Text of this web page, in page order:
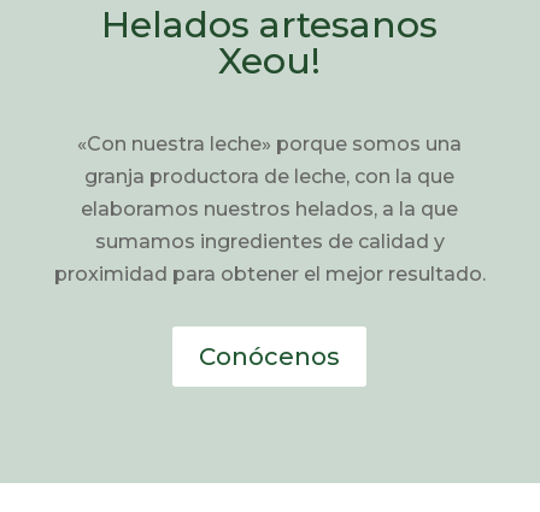
Helados artesanos
Xeou!
«Con nuestra leche» porque somos una
granja productora de leche, con la que
elaboramos nuestros helados, a la que
sumamos ingredientes de calidad y
proximidad para obtener el mejor resultado.
Conócenos